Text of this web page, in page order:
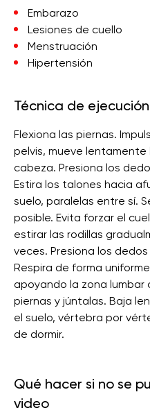
Embarazo
Lesiones de cuello
Menstruación
Hipertensión
Técnica de ejecución
Flexiona las piernas.
pelvis, mueve
cabeza. Presiona los
Estira los talones hacia
suelo, paralelas entre sí.
posible. Evita forzar el
estirar las rodillas
veces. Presiona los
Respira de forma
apoyando la zona lumbar
piernas y júntalas. Baja
el suelo, vértebra por
de dormir.
Qué hacer si no se
video